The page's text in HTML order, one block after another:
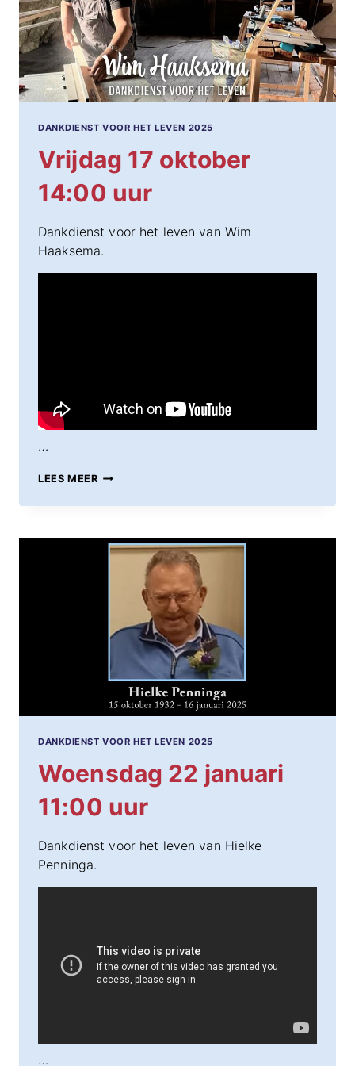
DANKDIENST VOOR HET LEVEN 2025
Vrijdag 17 oktober
14:00 uur
Dankdienst voor het leven van Wim
Haaksema.
…
LEES MEERVRIJDAG
OKTOBER
UUR
DANKDIENST VOOR HET LEVEN 2025
Woensdag 22 januari
11:00 uur
Dankdienst voor het leven van Hielke
Penninga.
…